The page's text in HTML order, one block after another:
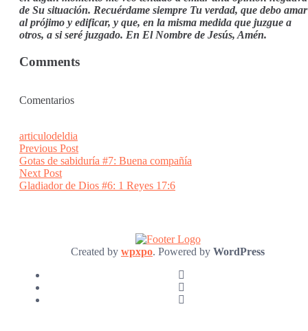
de Su situación. Recuérdame siempre Tu verdad, que debo amar
al prójimo y edificar, y que, en la misma medida que juzgue a
otros, a si seré juzgado. En El Nombre de Jesús, Amén.
Comments
Comentarios
articulodeldia
Post
navigation
Previous PostPrevious
post:
Gotas de sabiduría #7: Buena compañía
Next PostNext
post:
Gladiador de Dios #6: 1 Reyes 17:6
Created by wpxpo. Powered by WordPress